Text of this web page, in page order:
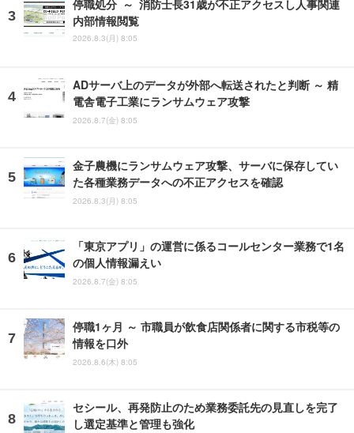
停職処分 ～ 消防士長31歳が不正アクセスし人事関連
内部情報閲覧
2026.8.3(月) 8:05
ADサーバ上のデータが外部へ転送されたと判断 ～ 精
電舎電子工業にランサムウェア攻撃
2026.8.7(金) 8:05
金子農機にランサムウェア攻撃、サーバに保存してい
た各種業務データへの不正アクセスを確認
2026.8.3(月) 8:05
「東京アプリ」の運営に係るコールセンター業務で1名
の個人情報漏えい
2026.8.7(金) 8:05
停職1ヶ月 ～ 市職員が飲食店関係者に関する市税等の
情報を口外
2026.8.6(木) 8:05
セシール、再発防止のため業務委託先の見直しを完了
し選定基準と管理も強化